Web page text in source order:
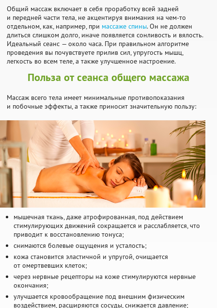
Общий массаж включает в себя проработку всей задней
и передней части тела, не акцентируя внимания на чем-то
отдельном, как, например, при массаже спины. Он не должен
длиться слишком долго, иначе появляется сонливость и вялость.
Идеальный сеанс — около часа. При правильном алгоритме
проведения вы почувствуете прилив сил, упругость мышц,
легкость во всем теле, а также улучшенное настроение.
Польза от сеанса общего массажа
Массаж всего тела имеет минимальные противопоказания
и побочные эффекты, а также приносит значительную пользу:
мышечная ткань, даже атрофированная, под действием
стимулирующих движений сокращается и расслабляется, что
приводит к восстановлению тонуса;
снимаются болевые ощущения и усталость;
кожа становится эластичной и упругой, очищается
от омертвевших клеток;
через нервные рецепторы на коже стимулируются нервные
окончания;
улучшается кровообращение под внешним физическим
воздействием, расширяются сосуды, снижается давление;